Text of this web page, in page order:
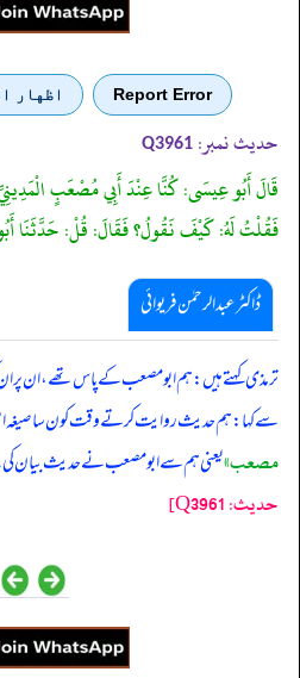
Report Error اظهار
حدیث نمبر: Q3961
قَالَ أَبُو عِيسَى: كُنَّا عِنْدَ أَبِي مُصْعَبٍ
فَقُلْتُ لَهُ: كَيْفَ نَقُولُ؟ فَقَالَ: قُلْ: حَدَّثَنَا
ڈاکٹر عبدالرحمٰن فریوائی
ترمذی کہتے ہیں: ہم ابو مصعب کے پاس تھے، ان پر
سے کہا: ہم حدیث روایت کرتے وقت کون سا صیغہ
مصعب»یعنی ہم سے ابومصعب نے حدیث بیان
حدیث: Q3961]